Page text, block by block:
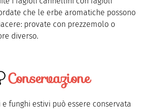
che le erbe aromatiche possono
provate con prezzemolo o
diverso.
Conservazione
funghi estivi può essere conservata